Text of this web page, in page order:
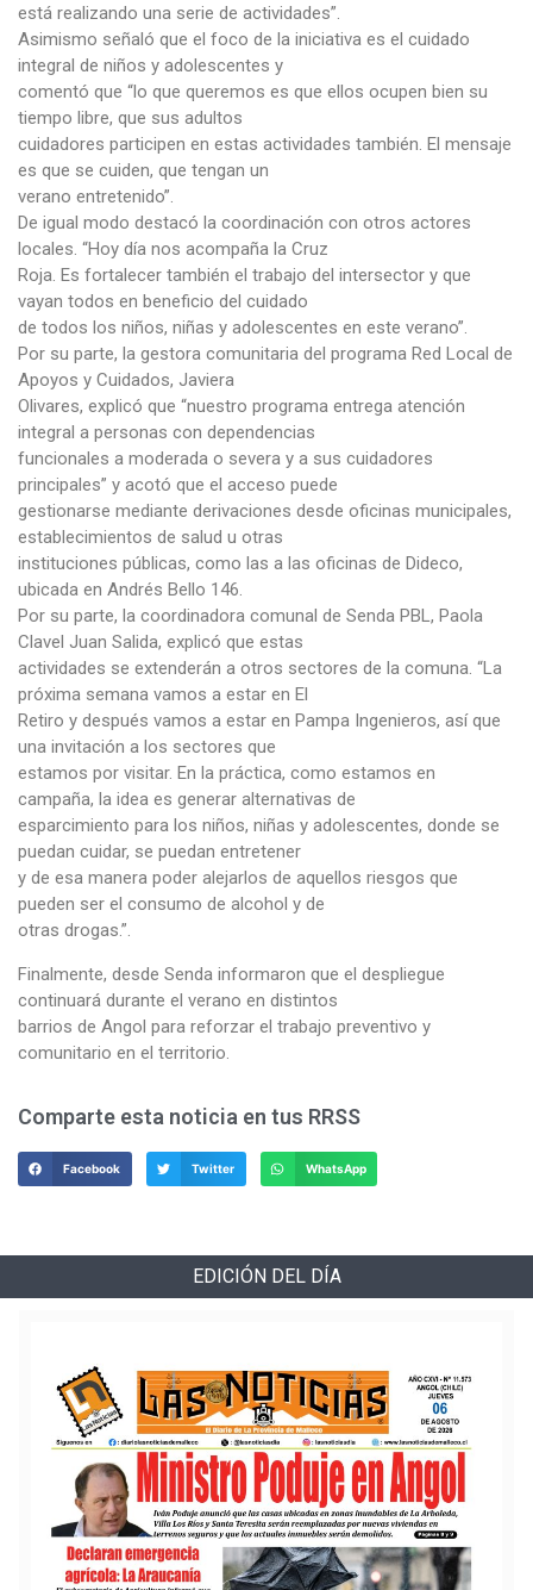
está realizando una serie de actividades”.
Asimismo señaló que el foco de la iniciativa es el cuidado
integral de niños y adolescentes y
comentó que “lo que queremos es que ellos ocupen bien su
tiempo libre, que sus adultos
cuidadores participen en estas actividades también. El mensaje
es que se cuiden, que tengan un
verano entretenido”.
De igual modo destacó la coordinación con otros actores
locales. “Hoy día nos acompaña la Cruz
Roja. Es fortalecer también el trabajo del intersector y que
vayan todos en beneficio del cuidado
de todos los niños, niñas y adolescentes en este verano”.
Por su parte, la gestora comunitaria del programa Red Local de
Apoyos y Cuidados, Javiera
Olivares, explicó que “nuestro programa entrega atención
integral a personas con dependencias
funcionales a moderada o severa y a sus cuidadores
principales” y acotó que el acceso puede
gestionarse mediante derivaciones desde oficinas municipales,
establecimientos de salud u otras
instituciones públicas, como las a las oficinas de Dideco,
ubicada en Andrés Bello 146.
Por su parte, la coordinadora comunal de Senda PBL, Paola
Clavel Juan Salida, explicó que estas
actividades se extenderán a otros sectores de la comuna. “La
próxima semana vamos a estar en El
Retiro y después vamos a estar en Pampa Ingenieros, así que
una invitación a los sectores que
estamos por visitar. En la práctica, como estamos en
campaña, la idea es generar alternativas de
esparcimiento para los niños, niñas y adolescentes, donde se
puedan cuidar, se puedan entretener
y de esa manera poder alejarlos de aquellos riesgos que
pueden ser el consumo de alcohol y de
otras drogas.”.
Finalmente, desde Senda informaron que el despliegue
continuará durante el verano en distintos
barrios de Angol para reforzar el trabajo preventivo y
comunitario en el territorio.
Comparte esta noticia en tus RRSS
Facebook Twitter WhatsApp
EDICIÓN DEL DÍA